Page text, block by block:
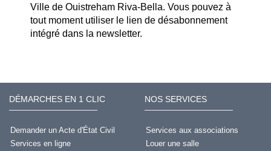
Ville de Ouistreham Riva-Bella. Vous pouvez à
tout moment utiliser le lien de désabonnement
intégré dans la newsletter.
DÉMARCHES EN 1 CLIC
Demander un Acte d'État Civil
Services en ligne
NOS SERVICES
Services aux associations
Louer une salle